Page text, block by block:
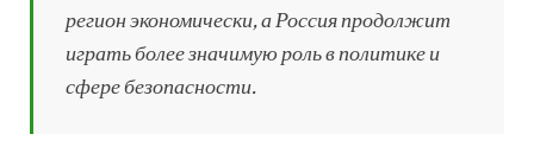
регион экономически, а Россия продолжит
играть более значимую роль в политике и
сфере безопасности.